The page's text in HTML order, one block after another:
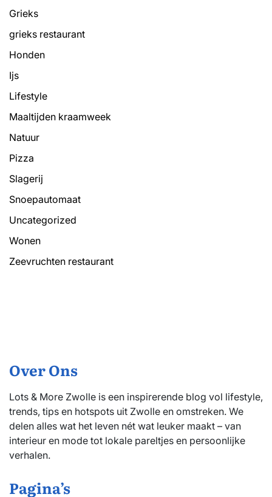
Grieks
grieks restaurant
Honden
Ijs
Lifestyle
Maaltijden kraamweek
Natuur
Pizza
Slagerij
Snoepautomaat
Uncategorized
Wonen
Zeevruchten restaurant
Over Ons
Lots & More Zwolle is een inspirerende blog vol lifestyle,
trends, tips en hotspots uit Zwolle en omstreken. We
delen alles wat het leven nét wat leuker maakt – van
interieur en mode tot lokale pareltjes en persoonlijke
verhalen.
Pagina’s